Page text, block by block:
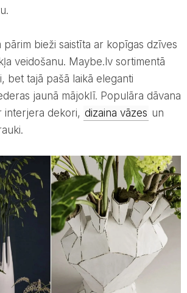
veidošanu. Maybe.lv sortimentā
bet tajā pašā laikā eleganti
jaunā mājoklī. Populāra dāvana
interjera dekori, dizaina vāzes un